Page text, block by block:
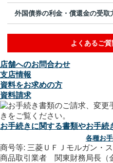
外国債券の利金・償還金の受取
よくあるご
店舗へのお問合わせ
支店情報
資料をお求めの方
資料請求
お手続きに関する書類やお手続
各種お
商号等: 三菱ＵＦＪモルガン・
商品取引業者 関東財務局長（